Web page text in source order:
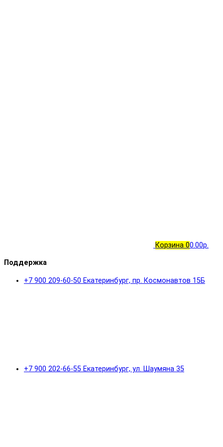
Корзина 00.00р.
Поддержка
+7 900 209-60-50 Екатеринбург, пр. Космонавтов 15Б
+7 900 202-66-55 Екатеринбург, ул. Шаумяна 35